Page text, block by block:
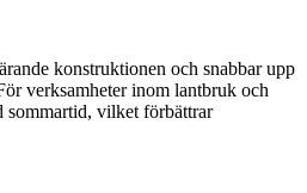
konstruktionen och snabbar upp
verksamheter inom lantbruk och
sommartid, vilket förbättrar